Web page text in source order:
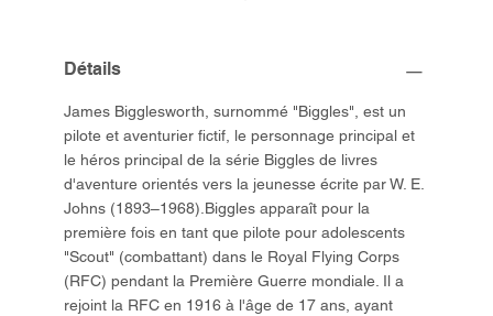
Détails
James Bigglesworth, surnommé "Biggles", est un
pilote et aventurier fictif, le personnage principal et
le héros principal de la série Biggles de livres
d'aventure orientés vers la jeunesse écrite par W. E.
Johns (1893–1968).Biggles apparaît pour la
première fois en tant que pilote pour adolescents
"Scout" (combattant) dans le Royal Flying Corps
(RFC) pendant la Première Guerre mondiale. Il a
rejoint la RFC en 1916 à l'âge de 17 ans, ayant